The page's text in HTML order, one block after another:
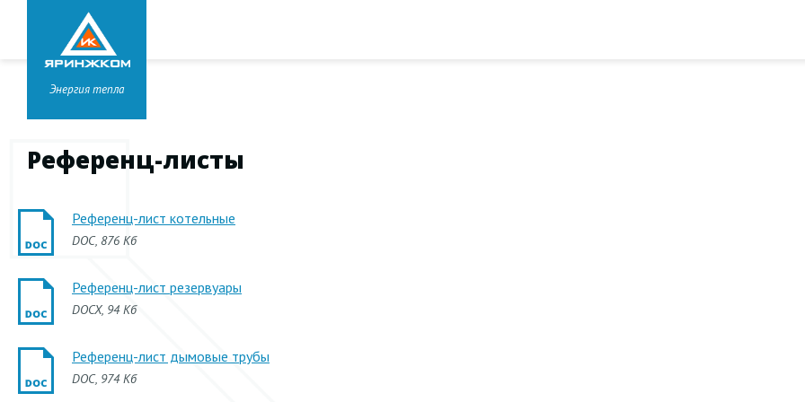
Звонок бесплатный
8 800 333-99-01
Головной офис вЯрославле
+7 (4852) 67-96-00
Энергия тепла
Референц-листы
Референц-лист котельные
DOC, 876 Кб
Референц-лист резервуары
DOCX, 94 Кб
Референц-лист дымовые трубы
DOC, 974 Кб